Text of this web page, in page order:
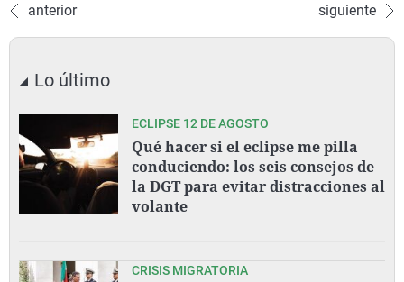
anterior siguiente
Lo último
ECLIPSE 12 DE AGOSTO
Qué hacer si el eclipse me pilla
conduciendo: los seis consejos de
la DGT para evitar distracciones al
volante
CRISIS MIGRATORIA